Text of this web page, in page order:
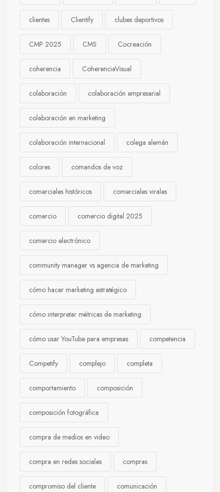
clientes Clientify clubes deportivos
CMP 2025 CMS Cocreación
coherencia CoherenciaVisual
colaboración colaboración empresarial
colaboración en marketing
colaboración internacional colega alemán
colores comandos de voz
comerciales históricos comerciales virales
comercio comercio digital 2025
comercio electrónico
community manager vs agencia de marketing
cómo hacer marketing estratégico
cómo interpretar métricas de marketing
cómo usar YouTube para empresas competencia
Competify complejo completa
comportamiento composición
composición fotográfica
compra de medios en video
compra en redes sociales compras
compromiso del cliente comunicación